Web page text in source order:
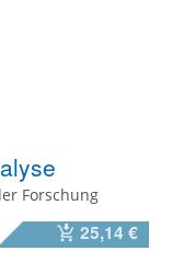
Forschung
25,14 €